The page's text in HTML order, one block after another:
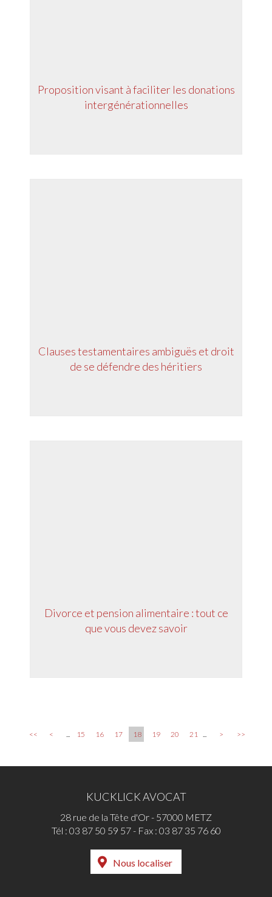
Proposition visant à faciliter les donations
intergénérationnelles
Clauses testamentaires ambiguës et droit
de se défendre des héritiers
Divorce et pension alimentaire : tout ce
que vous devez savoir
<< < 15 16 17 18 19 20 21 > >>
KUCKLICK AVOCAT
28 rue de la Tête d'Or - 57000 METZ
Tél : 03 87 50 59 57- Fax : 03 87 35 76 60
Nous localiser